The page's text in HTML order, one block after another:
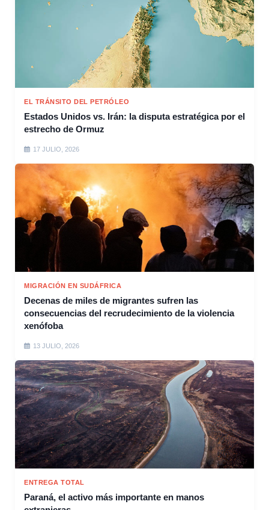
EL TRÁNSITO DEL PETRÓLEO
Estados Unidos vs. Irán: la disputa estratégica por el
estrecho de Ormuz
17 JULIO, 2026
MIGRACIÓN EN SUDÁFRICA
Decenas de miles de migrantes sufren las
consecuencias del recrudecimiento de la violencia
xenófoba
13 JULIO, 2026
ENTREGA TOTAL
Paraná, el activo más importante en manos